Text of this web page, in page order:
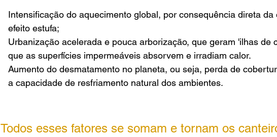
Intensificação do aquecimento global, por consequência direta
efeito estufa;
Urbanização acelerada e pouca arborização, que geram 'ilhas
que as superfícies impermeáveis absorvem e irradiam calor.
Aumento do desmatamento no planeta, ou seja, perda de
a capacidade de resfriamento natural dos ambientes.
Todos esses fatores se somam e tornam os